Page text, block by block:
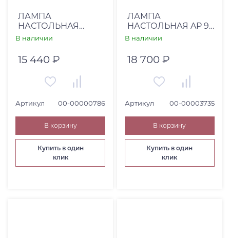
ЛАМПА
НАСТОЛЬНАЯ
UTTERMOST (00-
В наличии
15 440 ₽
Артикул 00-00000786
В корзину
Купить в один
клик
ЛАМПА
НАСТОЛЬНАЯ AP 91
(00-00003735)
В наличии
18 700 ₽
Артикул 00-00003735
В корзину
Купить в один
клик